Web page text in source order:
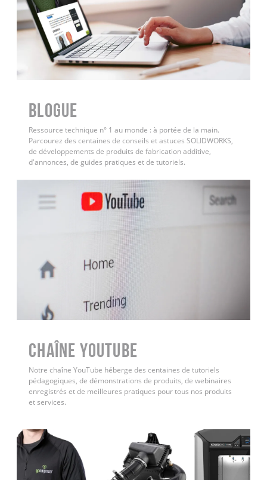
BLOGUE
Ressource technique n° 1 au monde : à portée de la main.
Parcourez des centaines de conseils et astuces SOLIDWORKS,
de développements de produits de fabrication additive,
d'annonces, de guides pratiques et de tutoriels.
Chaîne YouTube
Notre chaîne YouTube héberge des centaines de tutoriels
pédagogiques, de démonstrations de produits, de webinaires
enregistrés et de meilleures pratiques pour tous nos produits
et services.